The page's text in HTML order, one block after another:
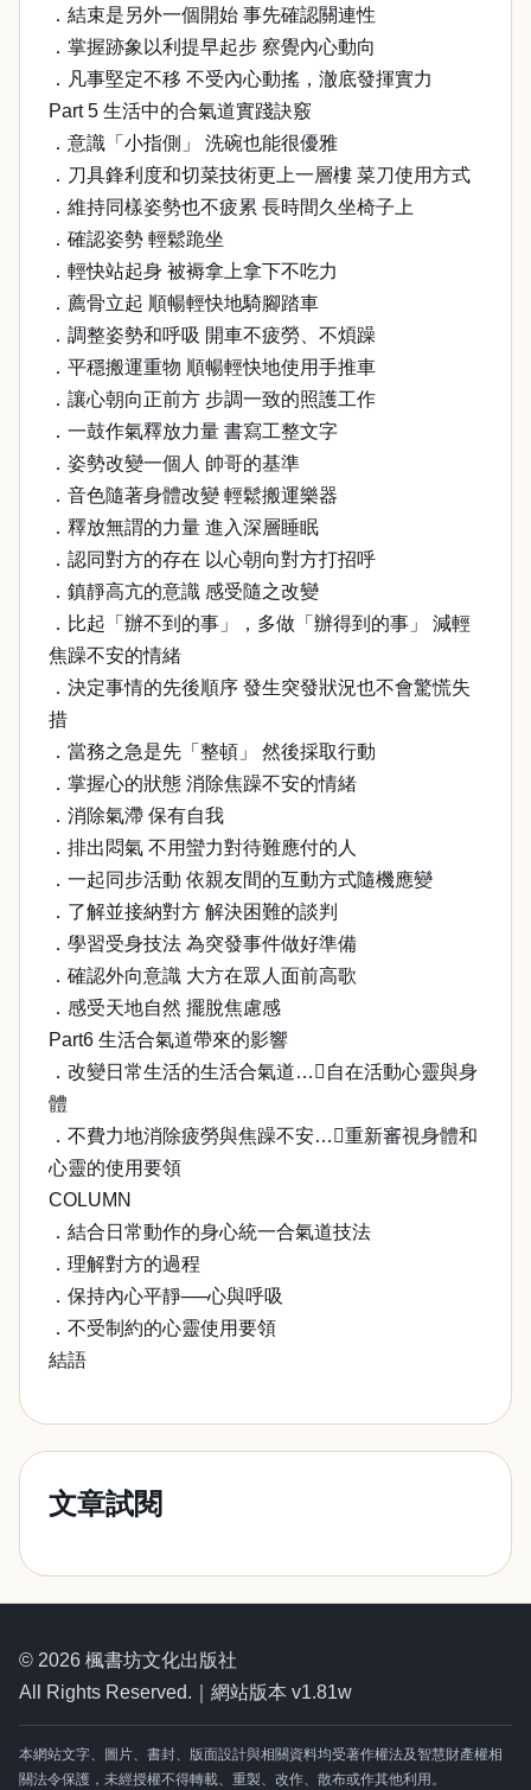
．結束是另外一個開始 事先確認關連性
．掌握跡象以利提早起步 察覺內心動向
．凡事堅定不移 不受內心動搖，澈底發揮實力
Part 5 生活中的合氣道實踐訣竅
．意識「小指側」 洗碗也能很優雅
．刀具鋒利度和切菜技術更上一層樓 菜刀使用方式
．維持同樣姿勢也不疲累 長時間久坐椅子上
．確認姿勢 輕鬆跪坐
．輕快站起身 被褥拿上拿下不吃力
．薦骨立起 順暢輕快地騎腳踏車
．調整姿勢和呼吸 開車不疲勞、不煩躁
．平穩搬運重物 順暢輕快地使用手推車
．讓心朝向正前方 步調一致的照護工作
．一鼓作氣釋放力量 書寫工整文字
．姿勢改變一個人 帥哥的基準
．音色隨著身體改變 輕鬆搬運樂器
．釋放無謂的力量 進入深層睡眠
．認同對方的存在 以心朝向對方打招呼
．鎮靜高亢的意識 感受隨之改變
．比起「辦不到的事」，多做「辦得到的事」 減輕
焦躁不安的情緒
．決定事情的先後順序 發生突發狀況也不會驚慌失
措
．當務之急是先「整頓」 然後採取行動
．掌握心的狀態 消除焦躁不安的情緒
．消除氣滯 保有自我
．排出悶氣 不用蠻力對待難應付的人
．一起同步活動 依親友間的互動方式隨機應變
．了解並接納對方 解決困難的談判
．學習受身技法 為突發事件做好準備
．確認外向意識 大方在眾人面前高歌
．感受天地自然 擺脫焦慮感
Part6 生活合氣道帶來的影響
．改變日常生活的生活合氣道…自在活動心靈與身
體
．不費力地消除疲勞與焦躁不安…重新審視身體和
心靈的使用要領
COLUMN
．結合日常動作的身心統一合氣道技法
．理解對方的過程
．保持內心平靜──心與呼吸
．不受制約的心靈使用要領
結語
文章試閱
© 2026 楓書坊文化出版社
All Rights Reserved.｜網站版本 v1.81w
本網站文字、圖片、書封、版面設計與相關資料均受著作權法及智慧財產權相
關法令保護，未經授權不得轉載、重製、改作、散布或作其他利用。